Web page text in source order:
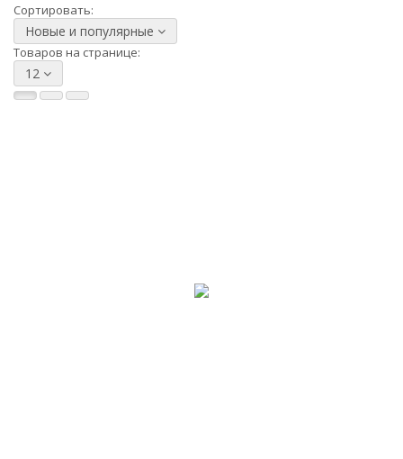
Сортировать:
Новые и популярные
Товаров на странице:
12